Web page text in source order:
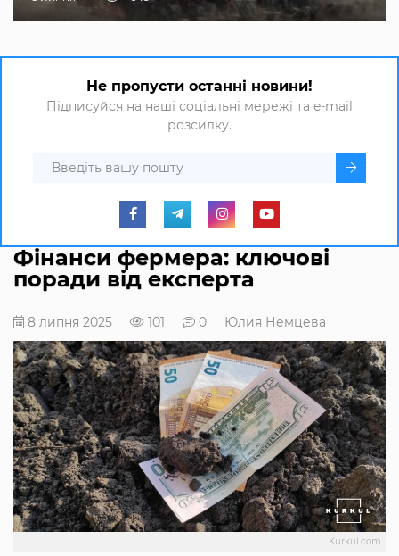
Не пропусти останні новини!
Підписуйся на наші соціальні мережі та e-mail
розсилку.
Фінанси фермера: ключові
поради від експерта
8 липня 2025 101 0 Юлия Немцева
Kurkul.com